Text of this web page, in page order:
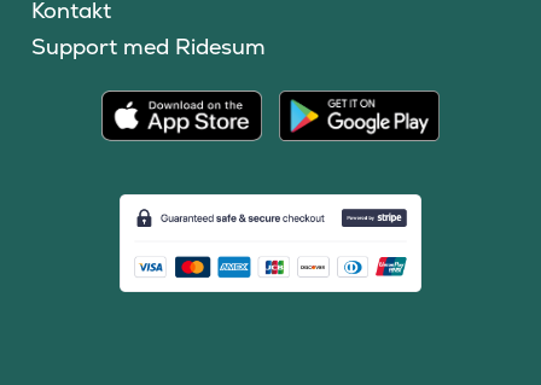
Kontakt
Support med Ridesum